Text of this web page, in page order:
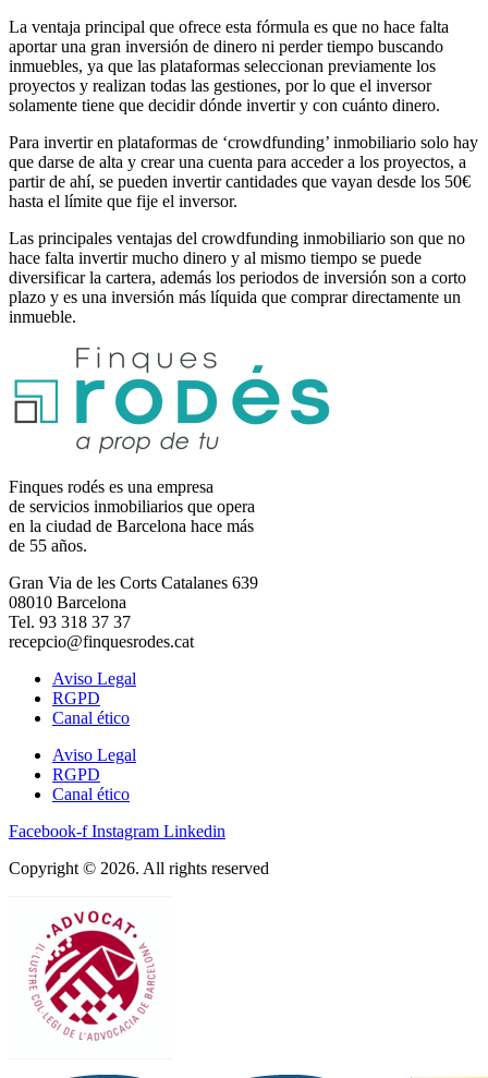
La ventaja principal que ofrece esta fórmula es que no hace falta
aportar una gran inversión de dinero ni perder tiempo buscando
inmuebles, ya que las plataformas seleccionan previamente los
proyectos y realizan todas las gestiones, por lo que el inversor
solamente tiene que decidir dónde invertir y con cuánto dinero.
Para invertir en plataformas de ‘crowdfunding’ inmobiliario solo hay
que darse de alta y crear una cuenta para acceder a los proyectos, a
partir de ahí, se pueden invertir cantidades que vayan desde los 50€
hasta el límite que fije el inversor.
Las principales ventajas del crowdfunding inmobiliario son que no
hace falta invertir mucho dinero y al mismo tiempo se puede
diversificar la cartera, además los periodos de inversión son a corto
plazo y es una inversión más líquida que comprar directamente un
inmueble.
Finques rodés es una empresa
de servicios inmobiliarios que opera
en la ciudad de Barcelona hace más
de 55 años.
Gran Via de les Corts Catalanes 639
08010 Barcelona
Tel. 93 318 37 37
recepcio@finquesrodes.cat
Aviso Legal
RGPD
Canal ético
Aviso Legal
RGPD
Canal ético
Facebook-f Instagram Linkedin
Copyright © 2026. All rights reserved